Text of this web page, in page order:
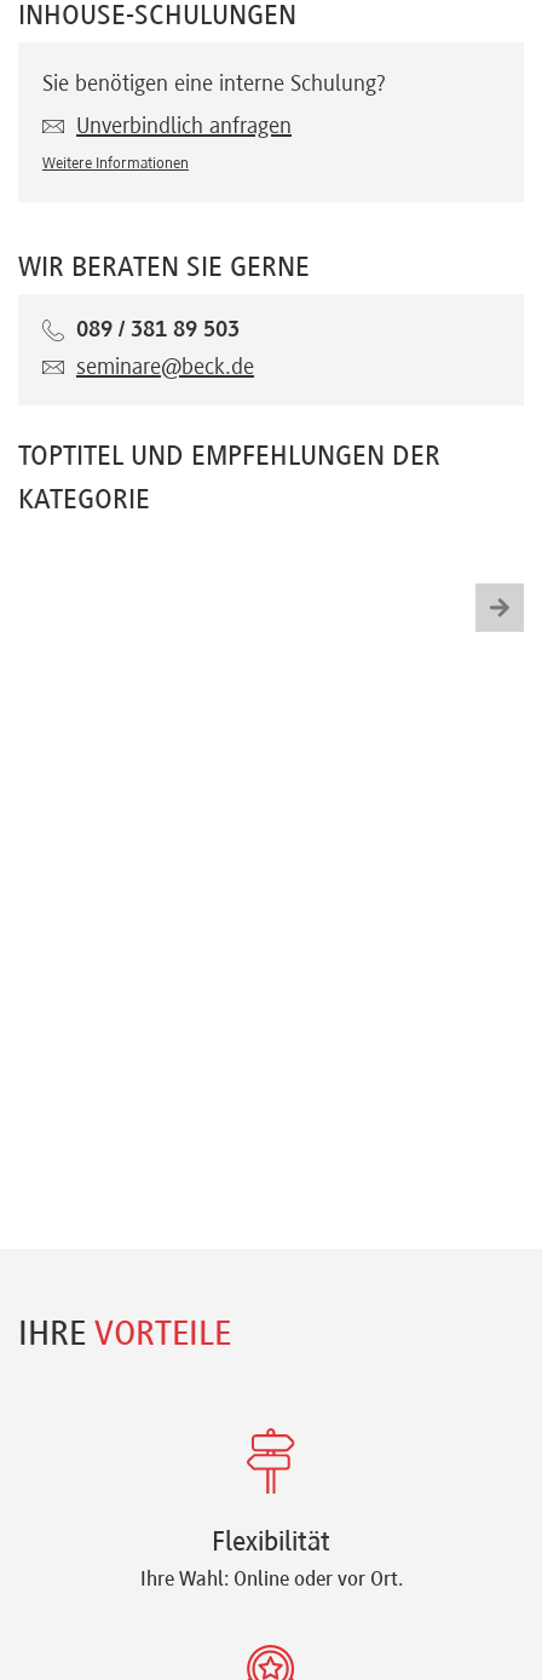
INHOUSE-SCHULUNGEN
Sie benötigen eine interne Schulung?
Unverbindlich anfragen
Weitere Informationen
WIR BERATEN SIE GERNE
089 / 381 89 503
seminare@beck.de
TOPTITEL UND EMPFEHLUNGEN DER
KATEGORIE
IHRE VORTEILE
Flexibilität
Ihre Wahl: Online oder vor Ort.